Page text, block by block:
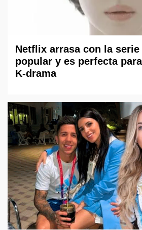
Netflix arrasa con la serie
popular y es perfecta
K-drama